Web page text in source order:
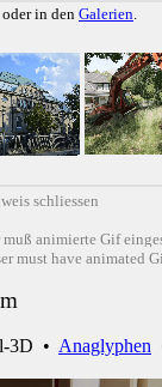
oder in den Galerien.
schliessen
muß animierte Gif
must have animated
3D • Anaglyphen